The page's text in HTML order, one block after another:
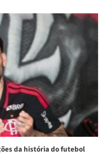
da história do futebol